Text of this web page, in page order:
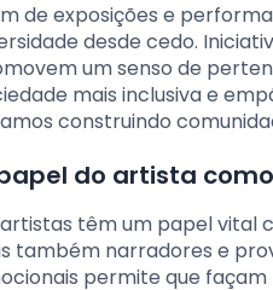
de exposições e
desde cedo.
um senso de
mais inclusiva e
construindo
do artista
têm um papel vital
também narradores e
permite que